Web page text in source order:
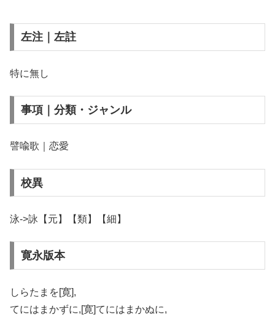
左注｜左註
特に無し
事項｜分類・ジャンル
譬喩歌｜恋愛
校異
泳->詠【元】【類】【細】
寛永版本
しらたまを[寛],
てにはまかずに,[寛]てにはまかぬに,